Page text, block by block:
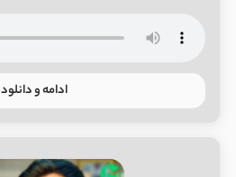
ادامه و دانلود